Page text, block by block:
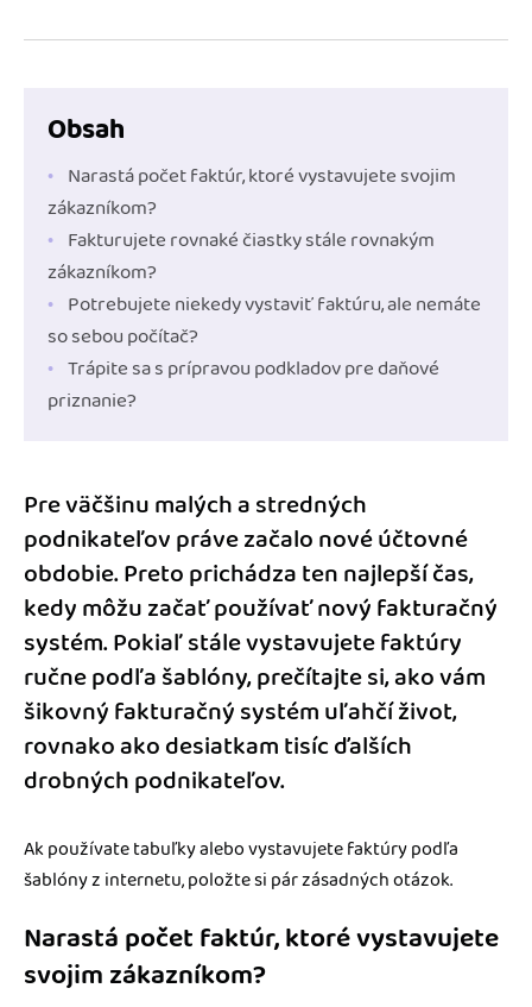
Obsah
Narastá počet faktúr, ktoré vystavujete svojim
zákazníkom?
Fakturujete rovnaké čiastky stále rovnakým
zákazníkom?
Potrebujete niekedy vystaviť faktúru, ale nemáte
so sebou počítač?
Trápite sa s prípravou podkladov pre daňové
priznanie?
Pre väčšinu malých a stredných
podnikateľov práve začalo nové účtovné
obdobie. Preto prichádza ten najlepší čas,
kedy môžu začať používať novýfakturačný
systém. Pokiaľ stále vystavujete faktúry
ručne podľa šablóny, prečítajte si, ako vám
šikovný fakturačný systém uľahčí život,
rovnako ako desiatkam tisíc ďalších
drobných podnikateľov.
Ak používate tabuľky alebo vystavujete faktúry podľa
šablóny z internetu, položte si pár zásadných otázok.
Narastá počet faktúr, ktoré vystavujete
svojim zákazníkom?